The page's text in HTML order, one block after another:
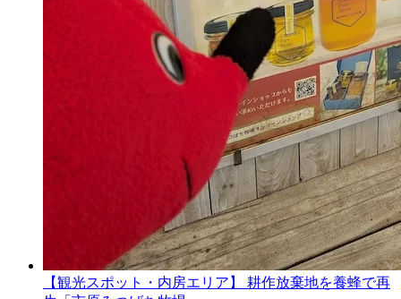
【観光スポット・内房エリア】 耕作放棄地を養蜂で再